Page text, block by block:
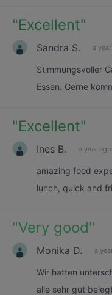
"Excellent"
Sandra S. a
Stimmungsvoller
Essen. Gerne
"Excellent"
Ines B. a year ago
amazing food
lunch, quick and
"Very good"
Monika D. a
Wir hatten
alle sehr gut